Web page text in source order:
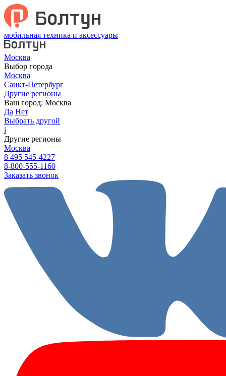
мобильная техника и аксессуары
Москва
Выбор города
Москва
Санкт-Петербург
Другие регионы
Ваш город: Москва
Да Нет
Выбрать другой
i
Другие регионы
Москва
8 495 545-4227
8-800-555-1160
Заказать звонок